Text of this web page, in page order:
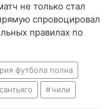
не только стал
спровоцировал
правилах по
футбола полна
чили